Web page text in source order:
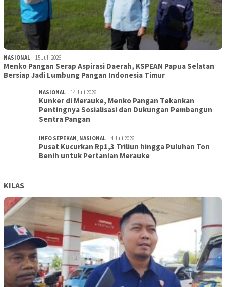
NASIONAL 15 Juli 2026
Menko Pangan Serap Aspirasi Daerah, KSPEAN Papua Selatan
Bersiap Jadi Lumbung Pangan Indonesia Timur
NASIONAL 14 Juli 2026
Kunker di Merauke, Menko Pangan Tekankan
Pentingnya Sosialisasi dan Dukungan Pembangun
Sentra Pangan
INFO SEPEKAN, NASIONAL 4 Juli 2026
Pusat Kucurkan Rp1,3 Triliun hingga Puluhan Ton
Benih untuk Pertanian Merauke
KILAS